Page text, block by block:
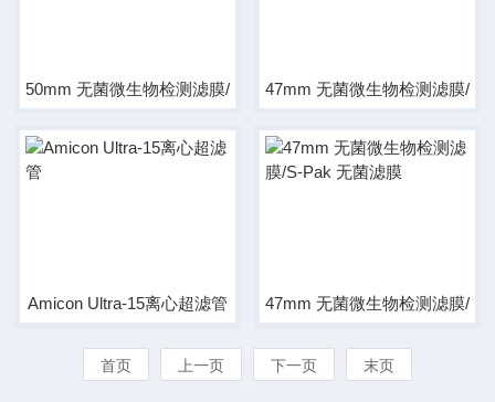
50mm 无菌微生物检测滤膜/S-Pak 无菌滤膜47mm 无菌微生物检测滤膜/S-
Amicon Ultra-15离心超滤管 47mm 无菌微生物检测滤膜/S-
首页 上一页 下一页 末页